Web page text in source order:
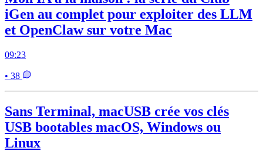
iGen au complet pour exploiter des LLM
et OpenClaw sur votre Mac
09:23
• 38
Sans Terminal, macUSB crée vos clés
USB bootables macOS, Windows ou
Linux